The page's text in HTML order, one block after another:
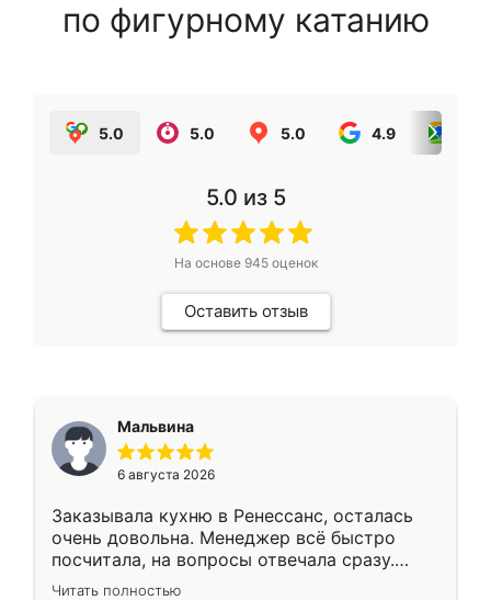
по фигурному катанию
5.0 5.0 5.0 4.9
5.0 из 5
На основе 945оценок
Оставить отзыв
Мальвина
6 августа 2026
Заказывала кухню в Ренессанс, осталась
очень довольна. Менеджер всё быстро
посчитала, на вопросы отвечала сразу.
Замерщик приехал в субботу, подошёл к
Читать полностью